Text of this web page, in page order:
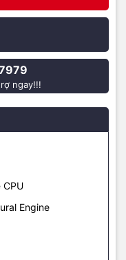
ngay!!!
CPU
Engine
cùng dễ dàng trên Apple
giúp tận dụng băng
Nhờ vậy cho khả năng
cho xử lý hình ảnh trên
lên đến 40GB/s,
/ USB thế hệ
tốc độ siêu cao lên đến